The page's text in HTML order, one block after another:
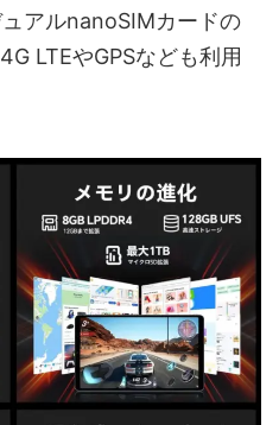
アルnanoSIMカードの
LTEやGPSなども利用